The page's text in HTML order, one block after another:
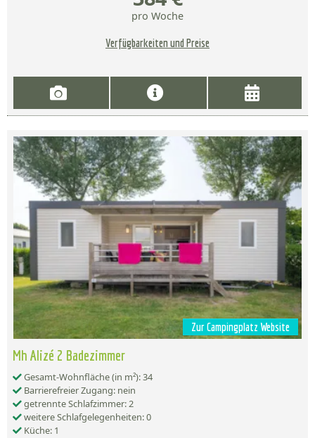
pro Woche
Verfügbarkeiten und Preise
Zur Campingplatz Website
Mh Alizé 2 Badezimmer
Gesamt-Wohnfläche (in m²): 34
Barrierefreier Zugang: nein
getrennte Schlafzimmer: 2
weitere Schlafgelegenheiten: 0
Küche: 1